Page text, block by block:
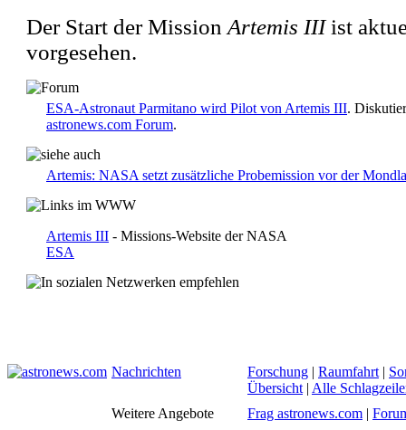
Der Start der Mission Artemis IIIist
vorgesehen.
ESA-Astronaut Parmitano wird Pilot von Artemis III.
astronews.com Forum.
Artemis: NASA setzt zusätzliche Probemission vor der
Artemis III - Missions-Website der NASA
ESA
Nachrichten Forschung | Raumfahrt |
Übersicht | Alle
Weitere Angebote
Frag astronews.com |